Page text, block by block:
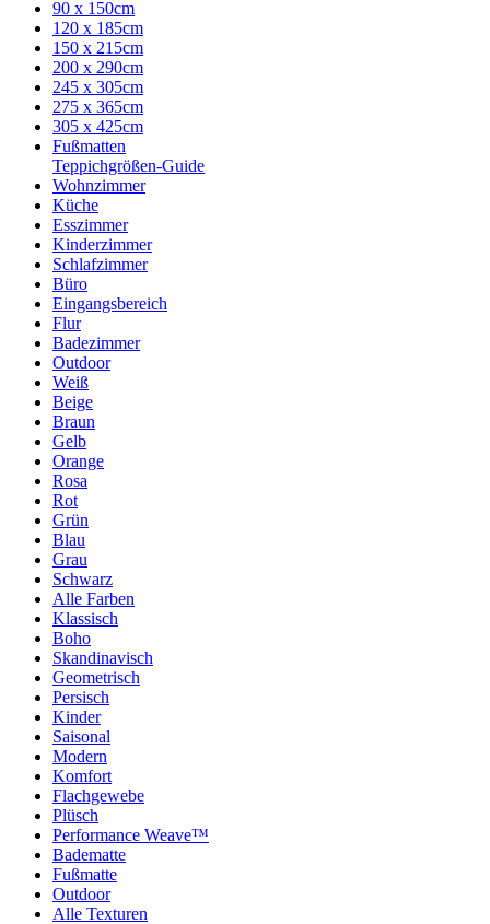
90 x 150cm
120 x 185cm
150 x 215cm
200 x 290cm
245 x 305cm
275 x 365cm
305 x 425cm
Fußmatten
Teppichgrößen-Guide
Wohnzimmer
Küche
Esszimmer
Kinderzimmer
Schlafzimmer
Büro
Eingangsbereich
Flur
Badezimmer
Outdoor
Weiß
Beige
Braun
Gelb
Orange
Rosa
Rot
Grün
Blau
Grau
Schwarz
Alle Farben
Klassisch
Boho
Skandinavisch
Geometrisch
Persisch
Kinder
Saisonal
Modern
Komfort
Flachgewebe
Plüsch
Performance Weave™
Badematte
Fußmatte
Outdoor
Alle Texturen